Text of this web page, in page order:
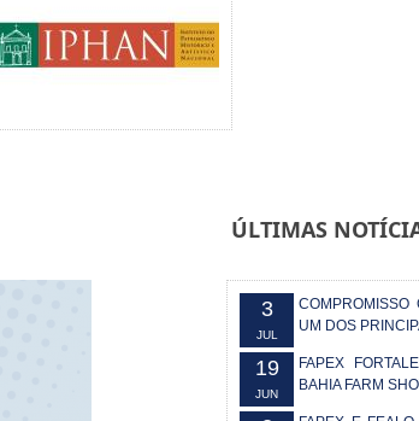
ÚLTIMAS
3
JUL
COMPROMISSO
UM DOS
19
JUN
FAPEX
BAHIA FARM